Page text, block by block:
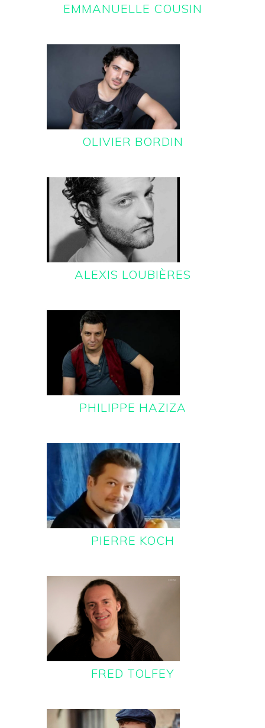
EMMANUELLE COUSIN
OLIVIER BORDIN
ALEXIS LOUBIÈRES
PHILIPPE HAZIZA
PIERRE KOCH
FRED TOLFEY